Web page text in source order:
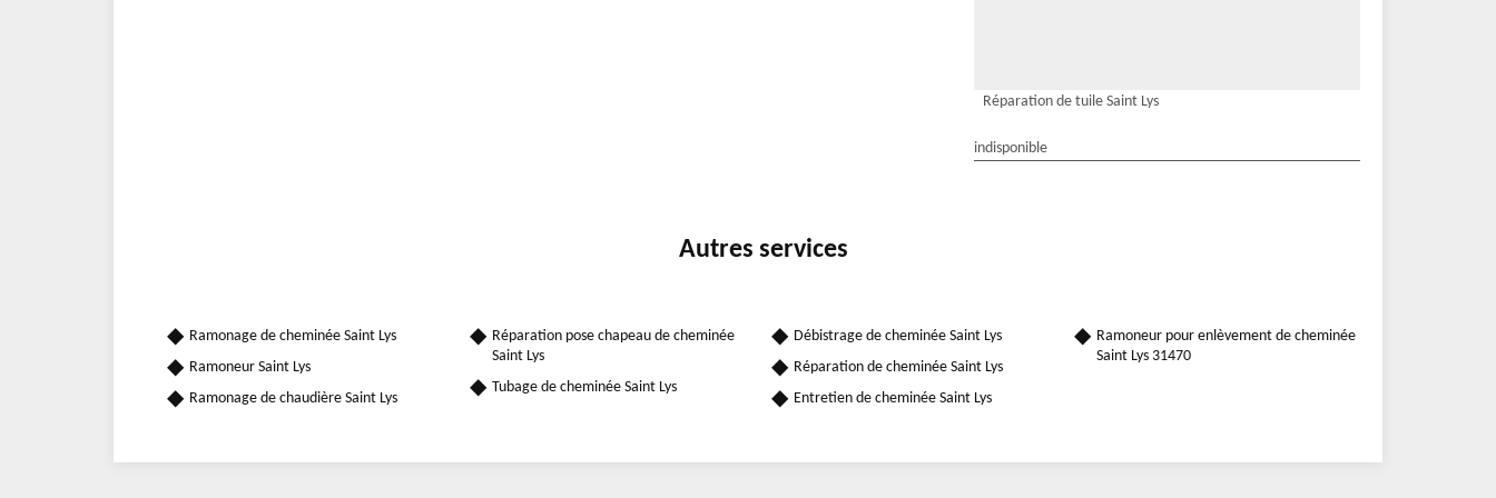
Réparation de tuile Saint Lys
indisponible
Autres services
Ramonage de cheminée Saint Lys
Ramoneur Saint Lys
Ramonage de chaudière Saint Lys
Réparation pose chapeau de cheminée
Saint Lys
Tubage de cheminée Saint Lys
Débistrage de cheminée Saint Lys
Réparation de cheminée Saint Lys
Entretien de cheminée Saint Lys
Ramoneur pour enlèvement de cheminée
Saint Lys 31470